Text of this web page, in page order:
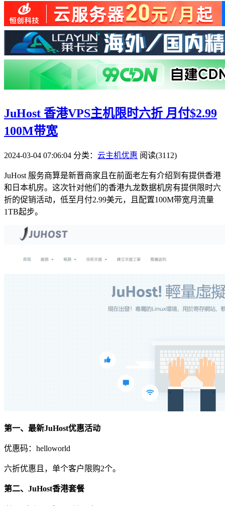
JuHost 香港VPS主机限时六折 月付$2.99
100M带宽
2024-03-04 07:06:04 分类： 云主机优惠 阅读(3112)
JuHost 服务商算是新晋商家且在前面老左有介绍到有提供香港
和日本机房。这次针对他们的香港九龙数据机房有提供限时六
折的促销活动，低至月付2.99美元，且配置100M带宽月流量
1TB起步。
第一、最新JuHost优惠活动
优惠码： helloworld
六折优惠且，单个客户限购2个。
第二、JuHost香港套餐